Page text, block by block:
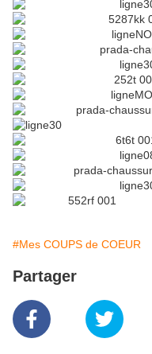
#Mes COUPS de COEUR
Partager